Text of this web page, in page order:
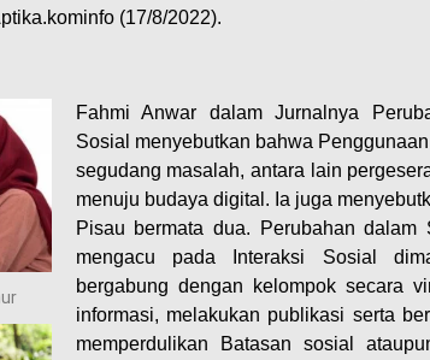
(17/8/2022).
Fahmi Anwar dalam Jurnalnya
Sosial menyebutkan bahwa
segudang masalah, antara lain
menuju budaya digital. Ia juga
Pisau bermata dua. Perubahan
mengacu pada Interaksi Sosial
bergabung dengan kelompok secara
informasi, melakukan publikasi serta
memperdulikan Batasan sosial